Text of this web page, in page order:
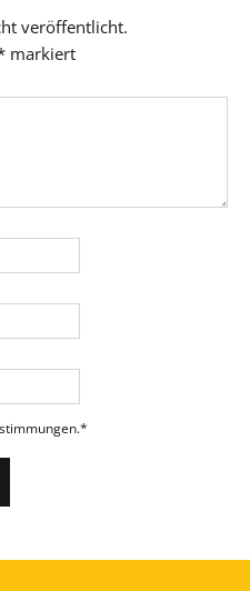
veröffentlicht.
markiert
*